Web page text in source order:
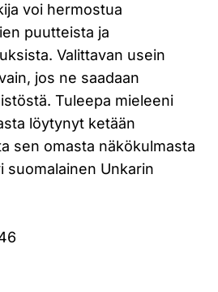
voi hermostua
puutteista ja
Valittavan usein
jos ne saadaan
Tuleepa mieleeni
löytynyt ketään
sen omasta näkökulmasta
suomalainen Unkarin